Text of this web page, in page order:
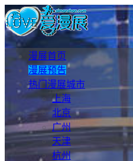
漫展首页
漫展预告
热门漫展城市
上海
北京
广州
天津
杭州